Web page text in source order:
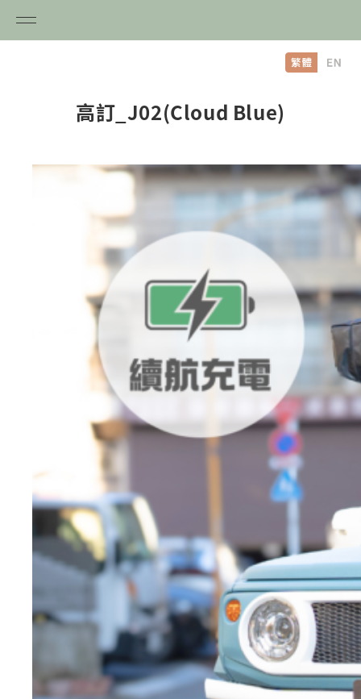
高訂_J02(Cloud Blue)